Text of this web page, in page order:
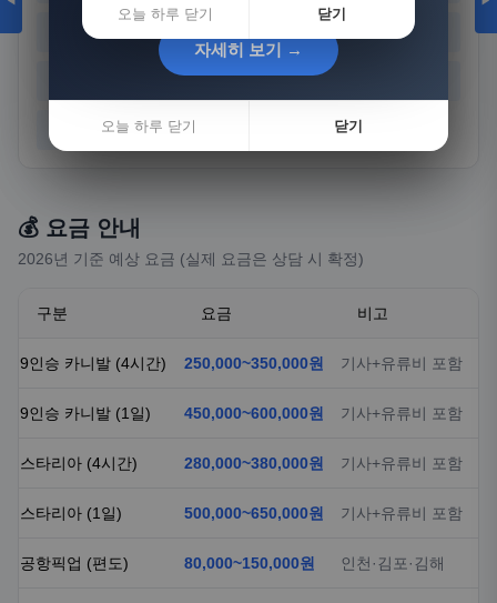
경기 충남
전남 경북
💰 요금 안내
2026년 기준 예상 요금 (실제 요금은 상담 시 확정)
구분 요금 비고
9인승 카니발 (4시간) 250,000~350,000원 기사+유류비 포함
9인승 카니발 (1일) 450,000~600,000원 기사+유류비 포함
스타리아 (4시간) 280,000~380,000원 기사+유류비 포함
스타리아 (1일) 500,000~650,000원 기사+유류비 포함
공항픽업 (편도) 80,000~150,000원 인천·김포·김해
오늘 하루 닫기 닫기
자세히 보기 →
오늘 하루 닫기 닫기
자세히 보기 →
오늘 하루 닫기 닫기